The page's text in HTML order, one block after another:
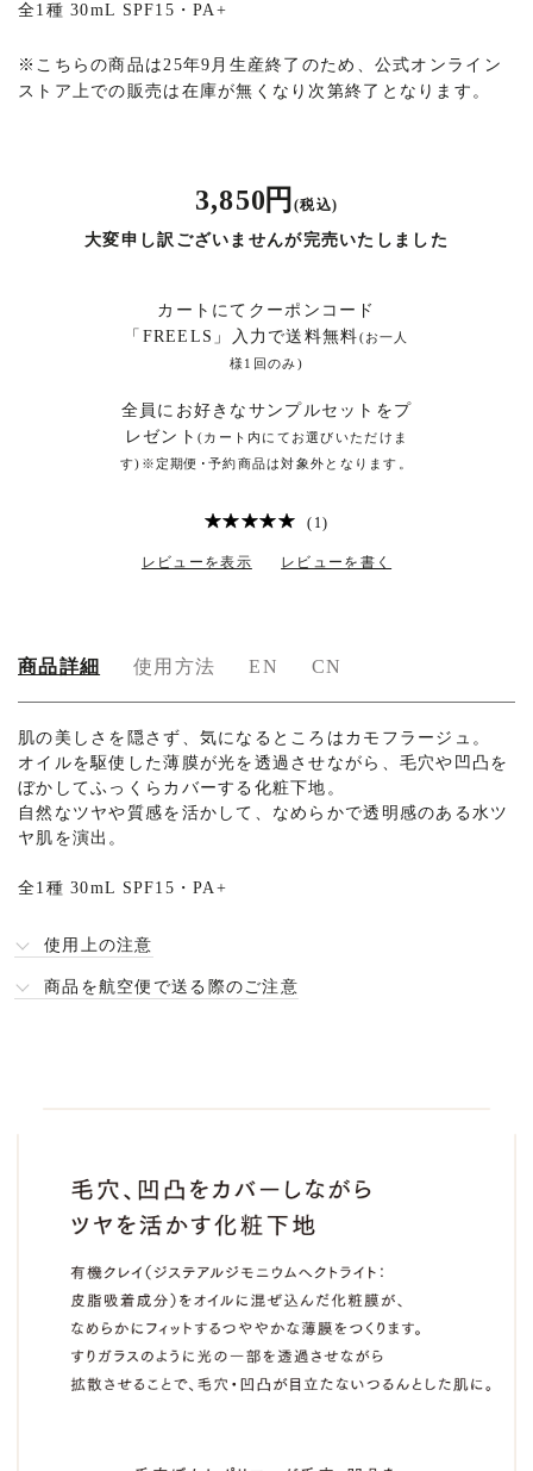
全1種 30mL SPF15・PA+
※ こちらの商品は25年9月生産終了のため、公式オンライン
ストア上での販売は在庫が無くなり次第終了となります。
3,850 円(税込)
大変申し訳ございませんが完売いたしました
カートにてクーポンコード
「FREELS」入力で送料無料(お一人
様1回のみ)
全員にお好きなサンプルセットをプ
レゼント (カート内にてお選びいただけま
す)※定期便･予約商品は対象外となります。
(1)
レビューを表示 レビューを書く
商品詳細 使用方法 EN CN
肌の美しさを隠さず、気になるところはカモフラージュ。
オイルを駆使した薄膜が光を透過させながら、毛穴や凹凸を
ぼかしてふっくらカバーする化粧下地。
自然なツヤや質感を活かして、なめらかで透明感のある水ツ
ヤ肌を演出。
全1種 30mL SPF15 ・PA+
使用上の注意
商品を航空便で送る際のご注意